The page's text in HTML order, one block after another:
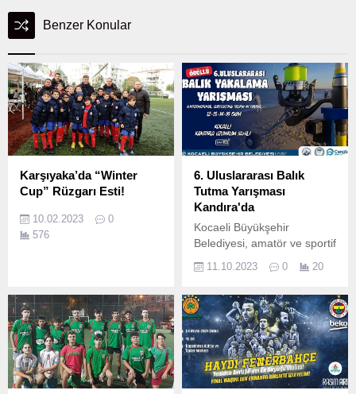
Benzer Konular
Karşıyaka’da “Winter
Cup” Rüzgarı Esti!
10.02.2023
0
576
6. Uluslararası Balık
Tutma Yarışması
Kandıra'da
Kocaeli Büyükşehir
Belediyesi, amatör ve sportif
olta balıkçılığını tanıtmak,
sevdirmek ve gelişmesine
12-15 Ekim 2023 tarihleri
arasında Kandıra ilçesi
Uzunkum Sahili’nde Kandıra
Belediyesi, İMEAK Deniz
Ticaret Odası Kocaeli Şube
Başkanlığı ve Kocaeli
11.10.2023 0 20